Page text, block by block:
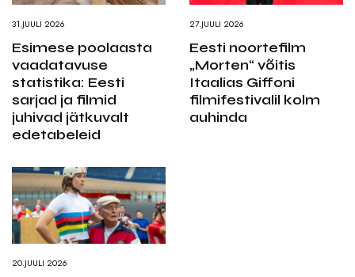
31.JUULI 2026
Esimese poolaasta
vaadatavuse
statistika: Eesti
sarjad ja filmid
juhivad jätkuvalt
edetabeleid
27.JUULI 2026
Eesti noortefilm
„Morten“ võitis
Itaalias Giffoni
filmifestivalil kolm
auhinda
20.JUULI 2026